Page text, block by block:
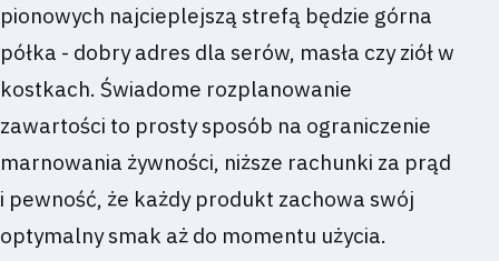
pionowych najcieplejszą strefą będzie górna
półka - dobry adres dla serów, masła czy ziół w
kostkach. Świadome rozplanowanie
zawartości to prosty sposób na ograniczenie
marnowania żywności, niższe rachunki za prąd
i pewność, że każdy produkt zachowa swój
optymalny smak aż do momentu użycia.